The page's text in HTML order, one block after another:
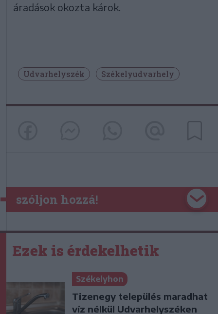
áradások okozta károk.
Udvarhelyszék Székelyudvarhely
szóljon hozzá!
Ezek is érdekelhetik
Székelyhon
Tizenegy település maradhat
víz nélkül Udvarhelyszéken